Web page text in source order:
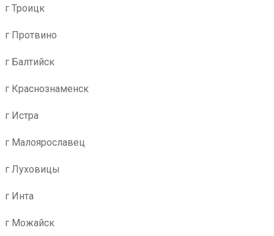
г Троицк
г Протвино
г Балтийск
г Краснознаменск
г Истра
г Малоярославец
г Луховицы
г Инта
г Можайск